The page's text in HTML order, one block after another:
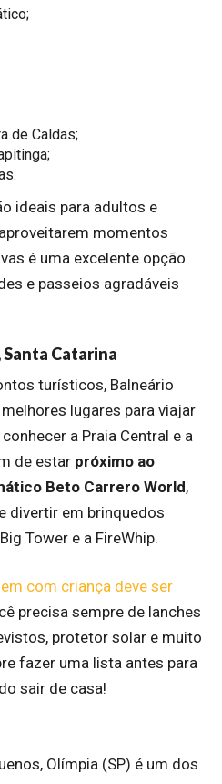
de Caldas;
ideais para adultos e
momentos
é uma excelente opção
e passeios agradáveis
Catarina
turísticos, Balneário
lugares para viajar
a Praia Central e a
de estar próximo ao
Beto Carrero World,
divertir em brinquedos
Tower e a FireWhip.
com criança deve ser
precisa sempre de lanches
protetor solar e muito
fazer uma lista antes para
sair de casa!
Olímpia (SP) é um dos